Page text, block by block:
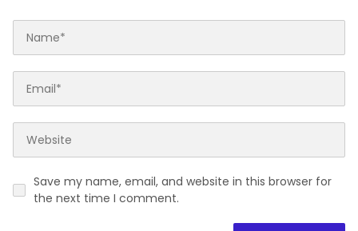
Save my name, email, and website in this browser for
the next time I comment.